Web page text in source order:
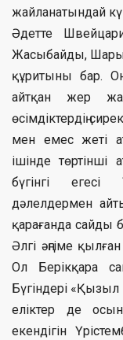
жайланатындай
Әдетте
Жасыбайды,
құритыны бар.
айтқан жер
өсімдіктердің
мен емес жеті
ішінде төртінші
бүгінгі егесі
дәлелдермен
қарағанда сайды
Әлгі әңгіме
Ол Берікқара
Бүгіндері «Қызыл
еліктер де
екендігін